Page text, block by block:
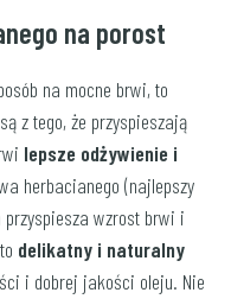
na porost
na mocne brwi, to
z tego, że przyspieszają
lepsze odżywienie i
herbacianego (najlepszy
wzrost brwi i
delikatny i naturalny
i dobrej jakości oleju. Nie